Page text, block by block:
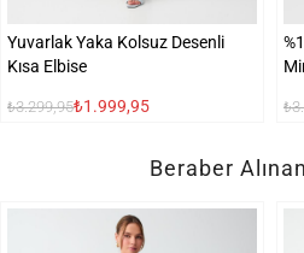
Yuvarlak Yaka Kolsuz Desenli
Kısa Elbise
₺3.299,95₺1.999,95
Beraber